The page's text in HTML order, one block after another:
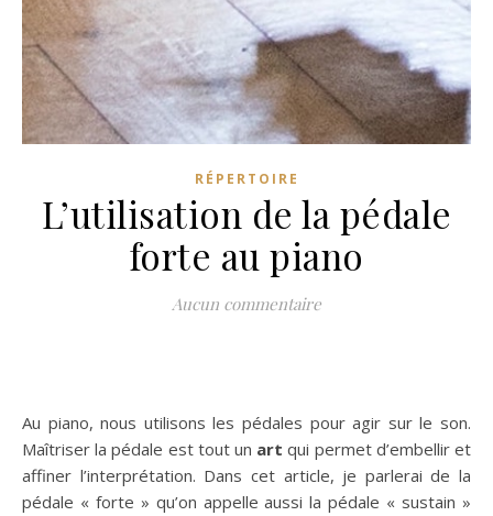
RÉPERTOIRE
L’utilisation de la pédale
forte au piano
Aucun commentaire
Au piano, nous utilisons les pédales pour agir sur le son.
Maîtriser la pédale est tout un artqui permet d’embellir et
affiner l’interprétation. Dans cet article, je parlerai de la
pédale « forte » qu’on appelle aussi la pédale « sustain »